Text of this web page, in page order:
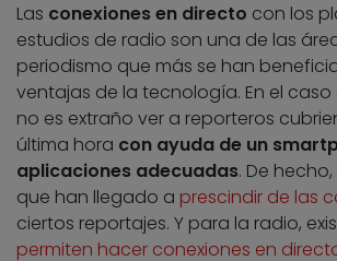
Las conexiones en directo con los
estudios de radio son una de las
periodismo que más se han
ventajas de la tecnología. En el caso
no es extraño ver a reporteros
última hora con ayuda de un
aplicaciones adecuadas. De
que han llegado a prescindir de las
ciertos reportajes. Y para la radio,
permiten hacer conexiones en